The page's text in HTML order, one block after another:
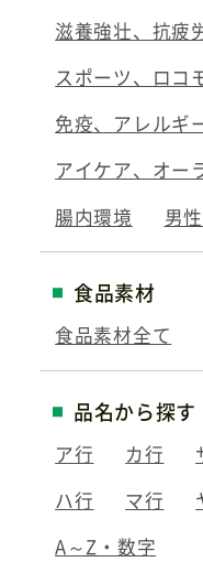
滋養強壮、抗疲
スポーツ、ロコ
免疫、アレルギ
アイケア、オー
腸内環境
男
食品素材
食品素材全て
品名から探す
ア行 カ行
ハ行
マ行
A～Z・数字